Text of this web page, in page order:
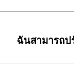
ฉันสามารถป